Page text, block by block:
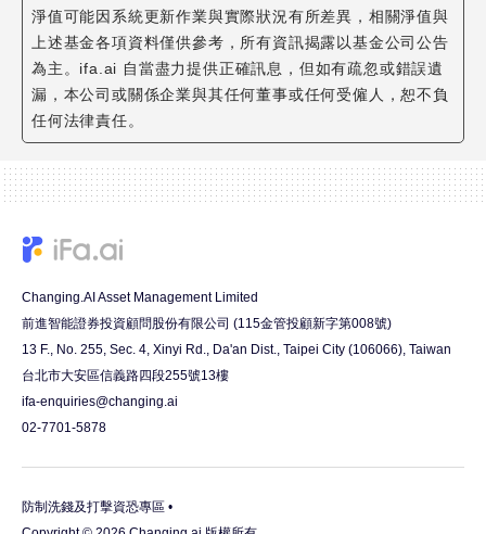
淨值可能因系統更新作業與實際狀況有所差異，相關淨值與
上述基金各項資料僅供參考，所有資訊揭露以基金公司公告
為主。ifa.ai 自當盡力提供正確訊息，但如有疏忽或錯誤遺
漏，本公司或關係企業與其任何董事或任何受僱人，恕不負
任何法律責任。
Changing.AI Asset Management Limited
前進智能證券投資顧問股份有限公司 (115金管投顧新字第008號)
13 F., No. 255, Sec. 4, Xinyi Rd., Da'an Dist., Taipei City (106066), Taiwan
台北市大安區信義路四段255號13樓
ifa-enquiries@changing.ai
02-7701-5878
防制洗錢及打擊資恐專區 •